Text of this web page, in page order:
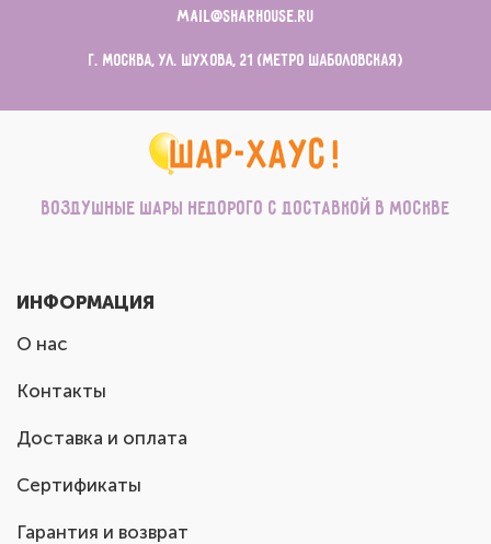
mail@sharhouse.ru
г. Москва, ул. Шухова, 21 (метро Шаболовская)
Воздушные шары недорого с доставкой в Москве
ИНФОРМАЦИЯ
О нас
Контакты
Доставка и оплата
Сертификаты
Гарантия и возврат